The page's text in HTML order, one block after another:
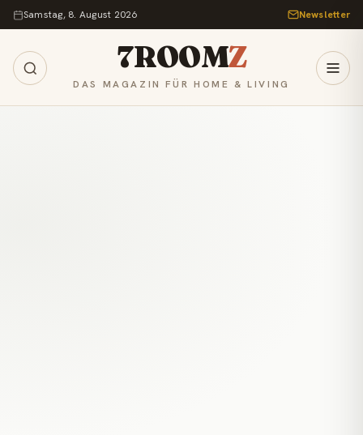
Zum Inhalt springen
Samstag, 8. August 2026 Newsletter
7ROOMZ
DAS MAGAZIN FÜR HOME & LIVING